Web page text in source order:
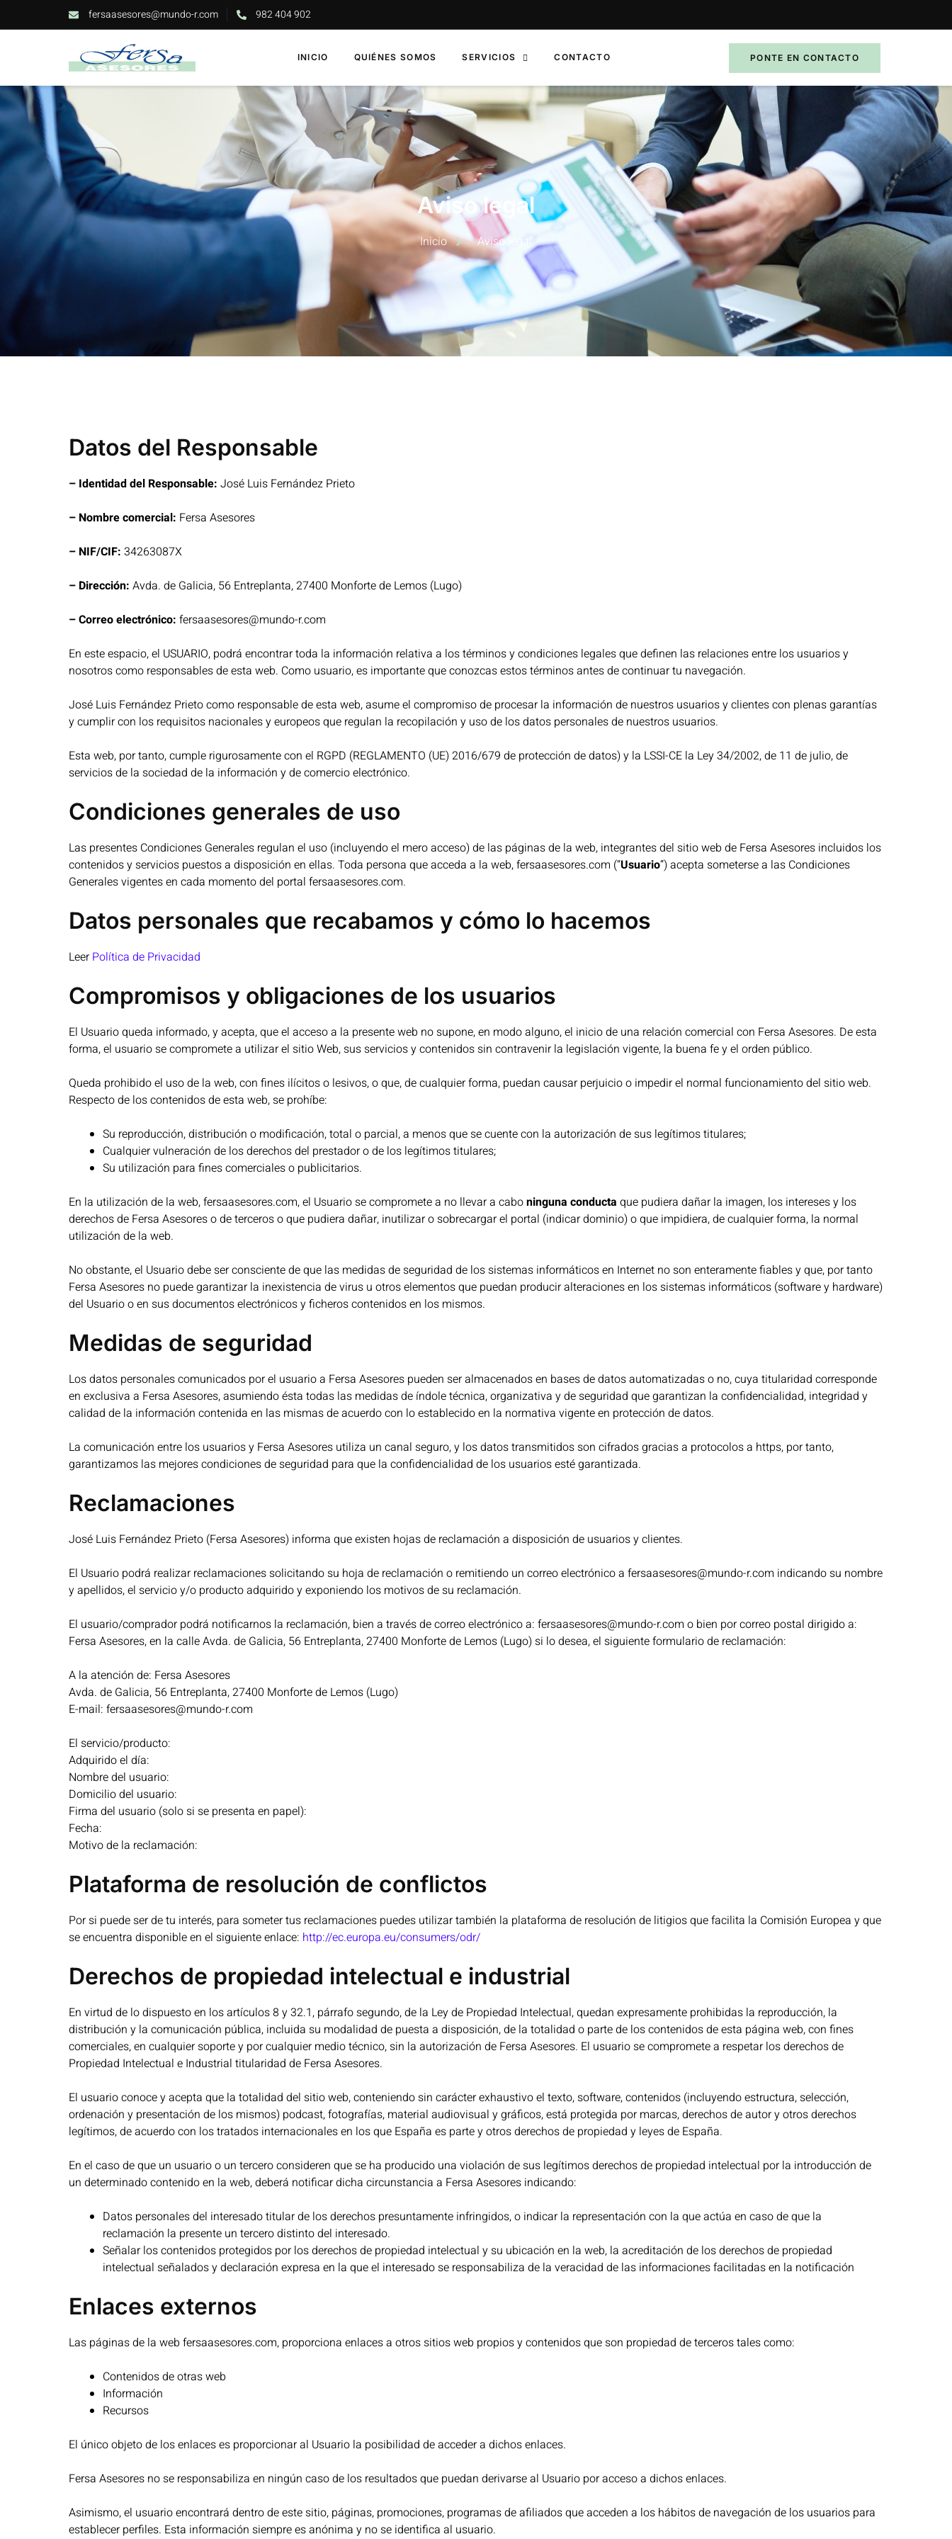
fersaasesores@mundo-r.com 982 404 902
INICIO QUIÉNES SOMOS SERVICIOS CONTACTO PONTE EN CONTACTO
Aviso legal
Inicio Aviso legal
Datos del Responsable
– Identidad del Responsable: José Luis Fernández Prieto
– Nombre comercial: Fersa Asesores
– NIF/CIF: 34263087X
– Dirección: Avda. de Galicia, 56 Entreplanta, 27400 Monforte de Lemos (Lugo)
– Correo electrónico: fersaasesores@mundo-r.com
En este espacio, el USUARIO, podrá encontrar toda la información relativa a los términos y condiciones legales que definen las relaciones entre los usuarios y
nosotros como responsables de esta web. Como usuario, es importante que conozcas estos términos antes de continuar tu navegación.
José Luis Fernández Prieto como responsable de esta web, asume el compromiso de procesar la información de nuestros usuarios y clientes con plenas garantías
y cumplir con los requisitos nacionales y europeos que regulan la recopilación y uso de los datos personales de nuestros usuarios.
Esta web, por tanto, cumple rigurosamente con el RGPD (REGLAMENTO (UE) 2016/679 de protección de datos) y la LSSI-CE la Ley 34/2002, de 11 de julio, de
servicios de la sociedad de la información y de comercio electrónico.
Condiciones generales de uso
Las presentes Condiciones Generales regulan el uso (incluyendo el mero acceso) de las páginas de la web, integrantes del sitio web de Fersa Asesores incluidos los
contenidos y servicios puestos a disposición en ellas. Toda persona que acceda a la web, fersaasesores.com (“Usuario”) acepta someterse a las Condiciones
Generales vigentes en cada momento del portal fersaasesores.com.
Datos personales que recabamos y cómo lo hacemos
Leer Política de Privacidad
Compromisos y obligaciones de los usuarios
El Usuario queda informado, y acepta, que el acceso a la presente web no supone, en modo alguno, el inicio de una relación comercial con Fersa Asesores. De esta
forma, el usuario se compromete a utilizar el sitio Web, sus servicios y contenidos sin contravenir la legislación vigente, la buena fe y el orden público.
Queda prohibido el uso de la web, con fines ilícitos o lesivos, o que, de cualquier forma, puedan causar perjuicio o impedir el normal funcionamiento del sitio web.
Respecto de los contenidos de esta web, se prohíbe:
Su reproducción, distribución o modificación, total o parcial, a menos que se cuente con la autorización de sus legítimos titulares;
Cualquier vulneración de los derechos del prestador o de los legítimos titulares;
Su utilización para fines comerciales o publicitarios.
En la utilización de la web, fersaasesores.com, el Usuario se compromete a no llevar a caboninguna conducta que pudiera dañar la imagen, los intereses y los
derechos de Fersa Asesores o de terceros o que pudiera dañar, inutilizar o sobrecargar el portal (indicar dominio) o que impidiera, de cualquier forma, la normal
utilización de la web.
No obstante, el Usuario debe ser consciente de que las medidas de seguridad de los sistemas informáticos en Internet no son enteramente fiables y que, por tanto
Fersa Asesores no puede garantizar la inexistencia de virus u otros elementos que puedan producir alteraciones en los sistemas informáticos (software y hardware)
del Usuario o en sus documentos electrónicos y ficheros contenidos en los mismos.
Medidas de seguridad
Los datos personales comunicados por el usuario a Fersa Asesores pueden ser almacenados en bases de datos automatizadas o no, cuya titularidad corresponde
en exclusiva a Fersa Asesores, asumiendo ésta todas las medidas de índole técnica, organizativa y de seguridad que garantizan la confidencialidad, integridad y
calidad de la información contenida en las mismas de acuerdo con lo establecido en la normativa vigente en protección de datos.
La comunicación entre los usuarios y Fersa Asesores utiliza un canal seguro, y los datos transmitidos son cifrados gracias a protocolos a https, por tanto,
garantizamos las mejores condiciones de seguridad para que la confidencialidad de los usuarios esté garantizada.
Reclamaciones
José Luis Fernández Prieto (Fersa Asesores) informa que existen hojas de reclamación a disposición de usuarios y clientes.
El Usuario podrá realizar reclamaciones solicitando su hoja de reclamación o remitiendo un correo electrónico a fersaasesores@mundo-r.com indicando su nombre
y apellidos, el servicio y/o producto adquirido y exponiendo los motivos de su reclamación.
El usuario/comprador podrá notificarnos la reclamación, bien a través de correo electrónico a: fersaasesores@mundo-r.com o bien por correo postal dirigido a:
Fersa Asesores, en la calle Avda. de Galicia, 56 Entreplanta, 27400 Monforte de Lemos (Lugo) si lo desea, el siguiente formulario de reclamación:
A la atención de: Fersa Asesores
Avda. de Galicia, 56 Entreplanta, 27400 Monforte de Lemos (Lugo)
E-mail: fersaasesores@mundo-r.com
El servicio/producto:
Adquirido el día:
Nombre del usuario:
Domicilio del usuario:
Firma del usuario (solo si se presenta en papel):
Fecha:
Motivo de la reclamación:
Plataforma de resolución de conflictos
Por si puede ser de tu interés, para someter tus reclamaciones puedes utilizar también la plataforma de resolución de litigios que facilita la Comisión Europea y que
se encuentra disponible en el siguiente enlace: http://ec.europa.eu/consumers/odr/
Derechos de propiedad intelectual e industrial
En virtud de lo dispuesto en los artículos 8 y 32.1, párrafo segundo, de la Ley de Propiedad Intelectual, quedan expresamente prohibidas la reproducción, la
distribución y la comunicación pública, incluida su modalidad de puesta a disposición, de la totalidad o parte de los contenidos de esta página web, con fines
comerciales, en cualquier soporte y por cualquier medio técnico, sin la autorización de Fersa Asesores. El usuario se compromete a respetar los derechos de
Propiedad Intelectual e Industrial titularidad de Fersa Asesores.
El usuario conoce y acepta que la totalidad del sitio web, conteniendo sin carácter exhaustivo el texto, software, contenidos (incluyendo estructura, selección,
ordenación y presentación de los mismos) podcast, fotografías, material audiovisual y gráficos, está protegida por marcas, derechos de autor y otros derechos
legítimos, de acuerdo con los tratados internacionales en los que España es parte y otros derechos de propiedad y leyes de España.
En el caso de que un usuario o un tercero consideren que se ha producido una violación de sus legítimos derechos de propiedad intelectual por la introducción de
un determinado contenido en la web, deberá notificar dicha circunstancia a Fersa Asesores indicando:
Datos personales del interesado titular de los derechos presuntamente infringidos, o indicar la representación con la que actúa en caso de que la
reclamación la presente un tercero distinto del interesado.
Señalar los contenidos protegidos por los derechos de propiedad intelectual y su ubicación en la web, la acreditación de los derechos de propiedad
intelectual señalados y declaración expresa en la que el interesado se responsabiliza de la veracidad de las informaciones facilitadas en la notificación
Enlaces externos
Las páginas de la web fersaasesores.com, proporciona enlaces a otros sitios web propios y contenidos que son propiedad de terceros tales como:
Contenidos de otras web
Información
Recursos
El único objeto de los enlaces es proporcionar al Usuario la posibilidad de acceder a dichos enlaces.
Fersa Asesores no se responsabiliza en ningún caso de los resultados que puedan derivarse al Usuario por acceso a dichos enlaces.
Asimismo, el usuario encontrará dentro de este sitio, páginas, promociones, programas de afiliados que acceden a los hábitos de navegación de los usuarios para
establecer perfiles. Esta información siempre es anónima y no se identifica al usuario.